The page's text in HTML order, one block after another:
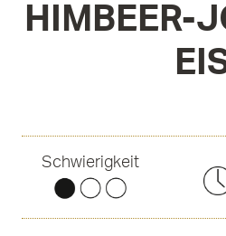
HIMBEER-
Schwierigkeit